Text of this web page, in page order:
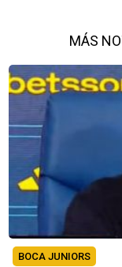
MÁS
BOCA JUNIORS